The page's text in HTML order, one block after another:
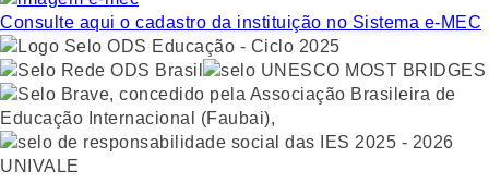
Consulte aqui o cadastro da instituição no Sistema e-MEC
UNIVALE